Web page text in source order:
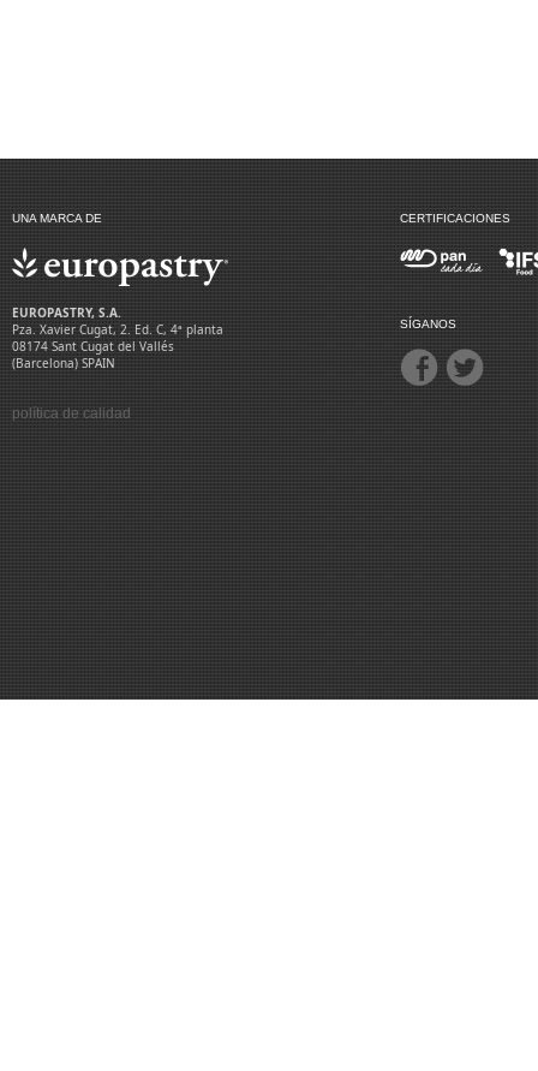
UNA MARCA DE
EUROPASTRY, S.A.
Pza. Xavier Cugat, 2. Ed. C, 4ª planta
08174 Sant Cugat del Vallés
(Barcelona) SPAIN
política de calidad
CERTIFICACIONES
SÍGANOS